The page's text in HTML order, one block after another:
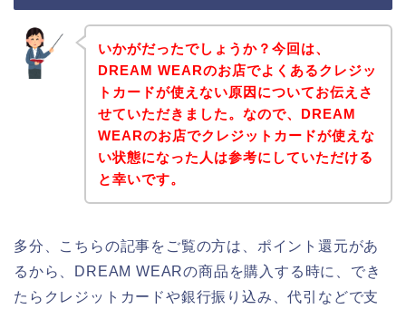
いかがだったでしょうか？今回は、
DREAM WEARのお店でよくあるクレジッ
トカードが使えない原因についてお伝えさ
せていただきました。なので、DREAM
WEARのお店でクレジットカードが使えな
い状態になった人は参考にしていただける
と幸いです。
多分、こちらの記事をご覧の方は、ポイント還元があ
るから、DREAM WEARの商品を購入する時に、でき
たらクレジットカードや銀行振り込み、代引などで支